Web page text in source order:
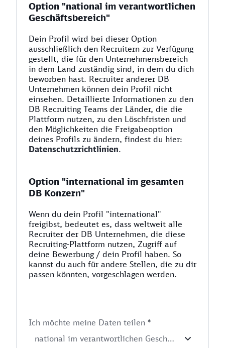
Option "national im verantwortlichen
Geschäftsbereich"
Dein Profil wird bei dieser Option
ausschließlich den Recruitern zur Verfügung
gestellt, die für den Unternehmensbereich
in dem Land zuständig sind, in dem du dich
beworben hast. Recruiter anderer DB
Unternehmen können dein Profil nicht
einsehen. Detaillierte Informationen zu den
DB Recruiting Teams der Länder, die die
Plattform nutzen, zu den Löschfristen und
den Möglichkeiten die Freigabeoption
deines Profils zu ändern, findest du hier:
Datenschutzrichtlinien.
Option "international im gesamten
DB Konzern"
Wenn du dein Profil "international"
freigibst, bedeutet es, dass weltweit alle
Recruiter der DB Unternehmen, die diese
Recruiting-Plattform nutzen, Zugriff auf
deine Bewerbung / dein Profil haben. So
kannst du auch für andere Stellen, die zu dir
passen könnten, vorgeschlagen werden.
Ich möchte meine Daten teilen *